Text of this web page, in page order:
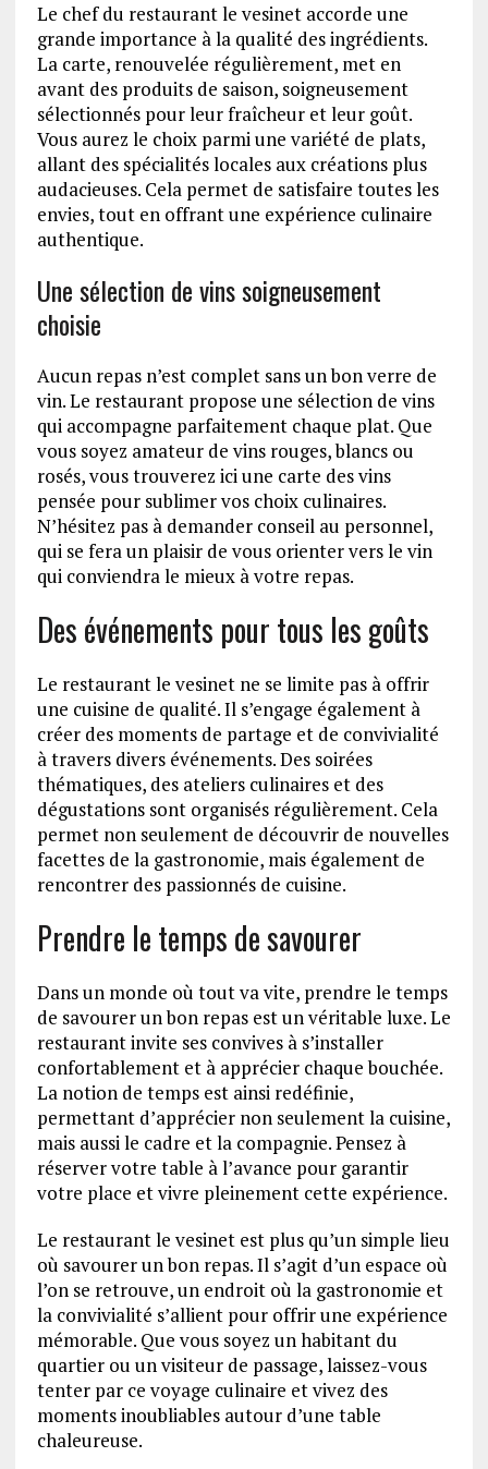
Le chef du restaurant le vesinet accorde une
grande importance à la qualité des ingrédients.
La carte, renouvelée régulièrement, met en
avant des produits de saison, soigneusement
sélectionnés pour leur fraîcheur et leur goût.
Vous aurez le choix parmi une variété de plats,
allant des spécialités locales aux créations plus
audacieuses. Cela permet de satisfaire toutes les
envies, tout en offrant une expérience culinaire
authentique.
Une sélection de vins soigneusement
choisie
Aucun repas n’est complet sans un bon verre de
vin. Le restaurant propose une sélection de vins
qui accompagne parfaitement chaque plat. Que
vous soyez amateur de vins rouges, blancs ou
rosés, vous trouverez ici une carte des vins
pensée pour sublimer vos choix culinaires.
N’hésitez pas à demander conseil au personnel,
qui se fera un plaisir de vous orienter vers le vin
qui conviendra le mieux à votre repas.
Des événements pour tous les goûts
Le restaurant le vesinet ne se limite pas à offrir
une cuisine de qualité. Il s’engage également à
créer des moments de partage et de convivialité
à travers divers événements. Des soirées
thématiques, des ateliers culinaires et des
dégustations sont organisés régulièrement. Cela
permet non seulement de découvrir de nouvelles
facettes de la gastronomie, mais également de
rencontrer des passionnés de cuisine.
Prendre le temps de savourer
Dans un monde où tout va vite, prendre le temps
de savourer un bon repas est un véritable luxe. Le
restaurant invite ses convives à s’installer
confortablement et à apprécier chaque bouchée.
La notion de temps est ainsi redéfinie,
permettant d’apprécier non seulement la cuisine,
mais aussi le cadre et la compagnie. Pensez à
réserver votre table à l’avance pour garantir
votre place et vivre pleinement cette expérience.
Le restaurant le vesinet est plus qu’un simple lieu
où savourer un bon repas. Il s’agit d’un espace où
l’on se retrouve, un endroit où la gastronomie et
la convivialité s’allient pour offrir une expérience
mémorable. Que vous soyez un habitant du
quartier ou un visiteur de passage, laissez-vous
tenter par ce voyage culinaire et vivez des
moments inoubliables autour d’une table
chaleureuse.